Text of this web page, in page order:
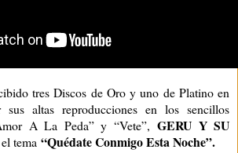
tres Discos de Oro y uno de Platino en
sus altas reproducciones en los sencillos
A La Peda” y “Vete”, GERU Y SU
tema “Quédate Conmigo Esta Noche”.